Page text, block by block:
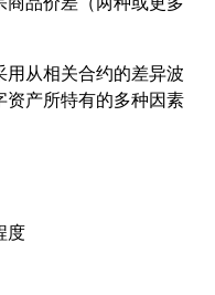
从相关合约的差异波
资产所特有的多种因素
度